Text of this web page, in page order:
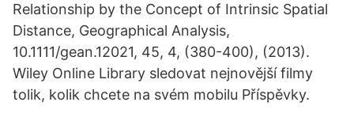
Relationship by the Concept of Intrinsic Spatial
Distance, Geographical Analysis,
10.1111/gean.12021, 45, 4, (380-400), (2013).
Wiley Online Library sledovat nejnovější filmy
tolik, kolik chcete na svém mobilu Příspěvky.